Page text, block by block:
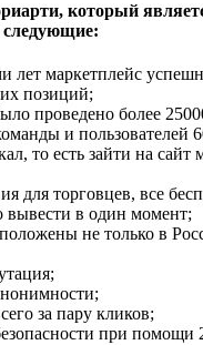
который
лет маркетплейс
позиций;
проведено более
и пользователей
то есть зайти на
для торговцев, все
вывести в один момент;
не только в
за пару кликов;
при помощи